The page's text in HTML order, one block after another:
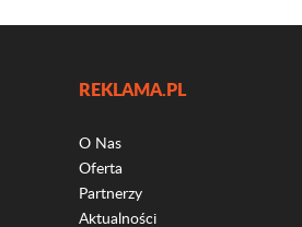
REKLAMA.PL
O Nas
Oferta
Partnerzy
Aktualności